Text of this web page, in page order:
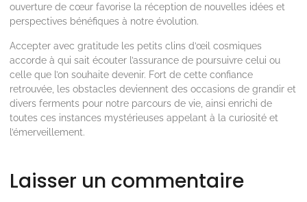
ouverture de cœur favorise la réception de nouvelles idées et
perspectives bénéfiques à notre évolution.
Accepter avec gratitude les petits clins d’œil cosmiques
accorde à qui sait écouter l’assurance de poursuivre celui ou
celle que l’on souhaite devenir. Fort de cette confiance
retrouvée, les obstacles deviennent des occasions de grandir et
divers ferments pour notre parcours de vie, ainsi enrichi de
toutes ces instances mystérieuses appelant à la curiosité et
l’émerveillement.
Laisser un commentaire